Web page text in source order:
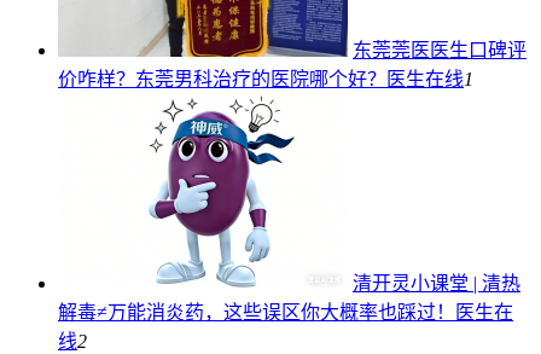
东莞莞医医生口碑评
价咋样？东莞男科治疗的医院哪个好？
医生在线1
清开灵小课堂 | 清热
解毒≠万能消炎药，这些误区你大概率也踩过！
医生在
线2